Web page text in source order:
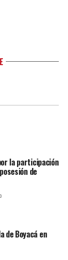
la participación
de
de Boyacá en